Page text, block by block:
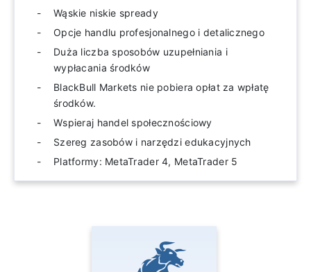
Wąskie niskie spready
Opcje handlu profesjonalnego i detalicznego
Duża liczba sposobów uzupełniania i
wypłacania środków
BlackBull Markets nie pobiera opłat za wpłatę
środków.
Wspieraj handel społecznościowy
Szereg zasobów i narzędzi edukacyjnych
Platformy: MetaTrader 4, MetaTrader 5